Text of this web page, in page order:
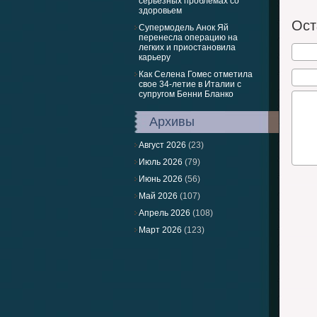
здоровьем
Супермодель Анок Яй
перенесла операцию на
легких и приостановила
карьеру
Как Селена Гомес отметила
свое 34-летие в Италии с
супругом Бенни Бланко
Архивы
Август 2026 (23)
Июль 2026 (79)
Июнь 2026 (56)
Май 2026 (107)
Апрель 2026 (108)
Март 2026 (123)